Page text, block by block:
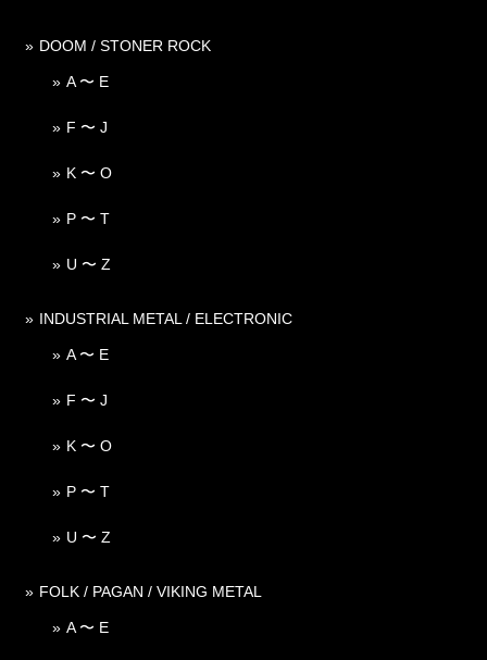
DOOM / STONER ROCK
A 〜 E
F 〜 J
K 〜 O
P 〜 T
U 〜 Z
INDUSTRIAL METAL / ELECTRONIC
A 〜 E
F 〜 J
K 〜 O
P 〜 T
U 〜 Z
FOLK / PAGAN / VIKING METAL
A 〜 E